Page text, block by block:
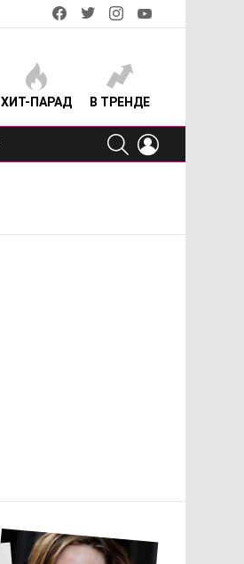
facebooktwitterinstagram
ХИТ-ПАРАД В ТРЕНДЕ
SEARCH